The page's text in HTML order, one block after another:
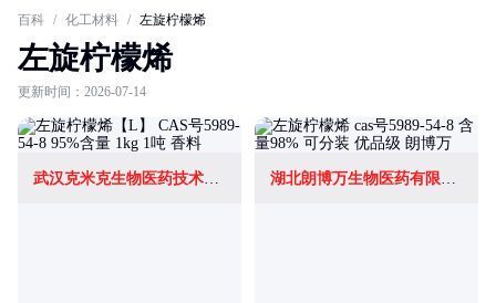
百科 / 化工材料 / 左旋柠檬烯
左旋柠檬烯
更新时间：2026-07-14
武汉克米克生物医药技术有限公司 湖北朗博万生物医药有限公司